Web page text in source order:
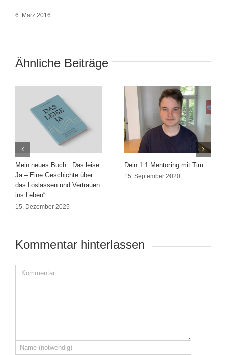
6. März 2016
Ähnliche Beiträge
Mein neues Buch: „Das leise
Ja – Eine Geschichte über
das Loslassen und Vertrauen
ins Leben“
15. Dezember 2025
Dein 1:1 Mentoring mit Tim
15. September 2020
Kommentar hinterlassen